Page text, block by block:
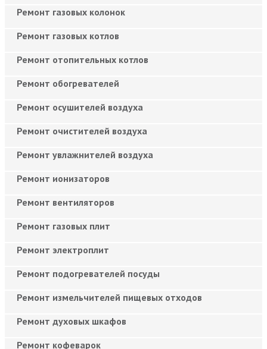
Ремонт газовых колонок
Ремонт газовых котлов
Ремонт отопительных котлов
Ремонт обогревателей
Ремонт осушителей воздуха
Ремонт очистителей воздуха
Ремонт увлажнителей воздуха
Ремонт ионизаторов
Ремонт вентиляторов
Ремонт газовых плит
Ремонт электроплит
Ремонт подогревателей посуды
Ремонт измельчителей пищевых отходов
Ремонт духовых шкафов
Ремонт кофеварок